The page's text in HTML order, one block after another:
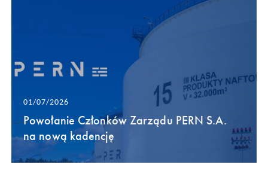
01/07/2026
Powołanie Członków Zarządu PERN S.A.
na nową kadencję